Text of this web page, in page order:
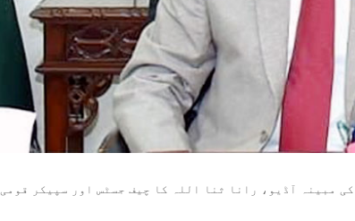
مبینہ آڈیو، رانا ثنا اللہ کا چیف جسٹس اور سپیکر قومی